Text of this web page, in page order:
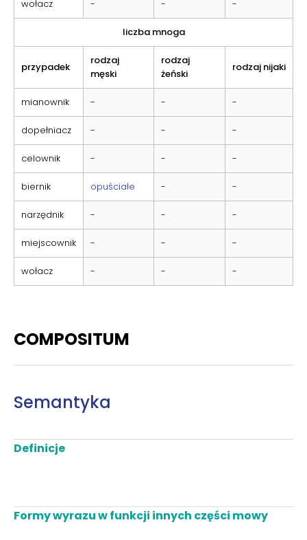
wołacz - - -
liczba mnoga
przypadek
rodzaj
męski
rodzaj
żeński
rodzaj nijaki
mianownik - - -
dopełniacz - - -
celownik - - -
biernik opuściałe - -
narzędnik - - -
miejscownik - - -
wołacz - - -
COMPOSITUM
Semantyka
Definicje
Formy wyrazu w funkcji innych części mowy